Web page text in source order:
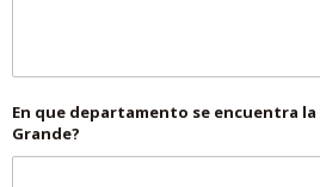
En que departamento se encuentra
Grande?